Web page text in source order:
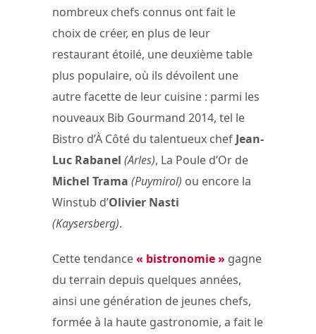
nombreux chefs connus ont fait le
choix de créer, en plus de leur
restaurant étoilé, une deuxième table
plus populaire, où ils dévoilent une
autre facette de leur cuisine : parmi les
nouveaux Bib Gourmand 2014, tel le
Bistro d’À Côté du talentueux chef Jean-
Luc Rabanel (Arles), La Poule d’Or de
Michel Trama (Puymirol) ou encore la
Winstub d’Olivier Nasti
(Kaysersberg).
Cette tendance« bistronomie » gagne
du terrain depuis quelques années,
ainsi une génération de jeunes chefs,
formée à la haute gastronomie, a fait le